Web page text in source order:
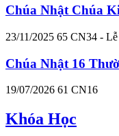
Chúa Nhật Chúa
23/11/2025 65 CN34 -
Chúa Nhật 16
19/07/2026 61 CN16
Khóa Học